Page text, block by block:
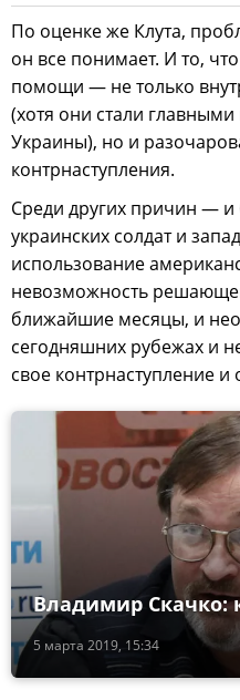
По оценке же Клута,
он все понимает. И то,
помощи — не только
(хотя они стали
Украины), но и
контрнаступления.
Среди других причин —
украинских солдат и
использование
невозможность
ближайшие месяцы, и
сегодняшних рубежах и
свое контрнаступление
5 марта 2019, 15:34
Владимир Скачко: